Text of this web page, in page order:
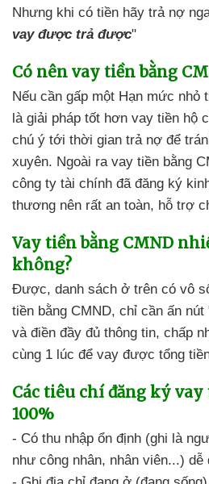
Nhưng khi có tiền hãy trả nợ
vay được trả được"
Có nên vay tiền bằng
Nếu cần gấp một Hạn mức nhỏ
là giải pháp tốt hơn vay tiền hộ
chú ý tới thời gian trả nợ để
xuyên. Ngoài ravay tiền bằng
công ty tài chính đã đăng ký
thương nên rất an toàn, hỗ trợ
Vay tiền bằng CMND
không?
Được, danh sách ở trên có vô
tiền bằng CMND, chỉ cần ấn nút
và điền đầy đủ thông tin, chấp
cùng 1 lúc để vay được tổng
Các tiêu chí đăng ký vay
100%
- Có thu nhập ổn định (ghi là
như công nhân, nhân viên...)